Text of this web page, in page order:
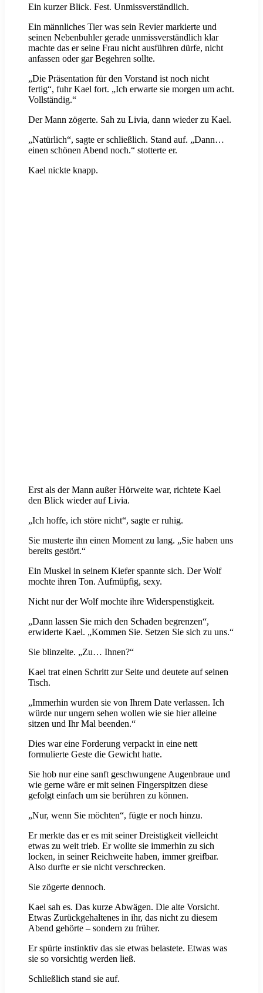
Ein kurzer Blick. Fest. Unmissverständlich.
Ein männliches Tier was sein Revier markierte und
seinen Nebenbuhler gerade unmissverständlich klar
machte das er seine Frau nicht ausführen dürfe, nicht
anfassen oder gar Begehren sollte.
„Die Präsentation für den Vorstand ist noch nicht
fertig“, fuhr Kael fort. „Ich erwarte sie morgen um acht.
Vollständig.“
Der Mann zögerte. Sah zu Livia, dann wieder zu Kael.
„Natürlich“, sagte er schließlich. Stand auf. „Dann…
einen schönen Abend noch.“ stotterte er.
Kael nickte knapp.
Erst als der Mann außer Hörweite war, richtete Kael
den Blick wieder auf Livia.
„Ich hoffe, ich störe nicht“, sagte er ruhig.
Sie musterte ihn einen Moment zu lang. „Sie haben uns
bereits gestört.“
Ein Muskel in seinem Kiefer spannte sich. Der Wolf
mochte ihren Ton. Aufmüpfig, sexy.
Nicht nur der Wolf mochte ihre Widerspenstigkeit.
„Dann lassen Sie mich den Schaden begrenzen“,
erwiderte Kael. „Kommen Sie. Setzen Sie sich zu uns.“
Sie blinzelte. „Zu… Ihnen?“
Kael trat einen Schritt zur Seite und deutete auf seinen
Tisch.
„Immerhin wurden sie von Ihrem Date verlassen. Ich
würde nur ungern sehen wollen wie sie hier alleine
sitzen und Ihr Mal beenden.“
Dies war eine Forderung verpackt in eine nett
formulierte Geste die Gewicht hatte.
Sie hob nur eine sanft geschwungene Augenbraue und
wie gerne wäre er mit seinen Fingerspitzen diese
gefolgt einfach um sie berühren zu können.
„Nur, wenn Sie möchten“, fügte er noch hinzu.
Er merkte das er es mit seiner Dreistigkeit vielleicht
etwas zu weit trieb. Er wollte sie immerhin zu sich
locken, in seiner Reichweite haben, immer greifbar.
Also durfte er sie nicht verschrecken.
Sie zögerte dennoch.
Kael sah es. Das kurze Abwägen. Die alte Vorsicht.
Etwas Zurückgehaltenes in ihr, das nicht zu diesem
Abend gehörte – sondern zu früher.
Er spürte instinktiv das sie etwas belastete. Etwas was
sie so vorsichtig werden ließ.
Schließlich stand sie auf.